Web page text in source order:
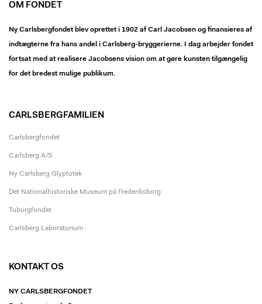
OM FONDET
Ny Carlsbergfondet blev oprettet i 1902 af Carl Jacobsen og finansieres af
indtægterne fra hans andel i Carlsberg-bryggerierne. I dag arbejder fondet
fortsat med at realisere Jacobsens vision om at gøre kunsten tilgængelig
for det bredest mulige publikum.
CARLSBERGFAMILIEN
Carlsbergfondet
Carlsberg A/S
Ny Carlsberg Glyptotek
Det Nationalhistoriske Museum på Frederiksborg
Tuborgfondet
Carlsberg Laboratorium
KONTAKT OS
NY CARLSBERGFONDET